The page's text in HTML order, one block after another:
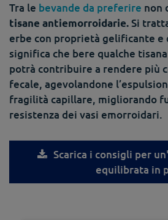
Tra le bevande da preferire non
tisane antiemorroidarie.Si
erbe con proprietà gelificante e
significa che bere qualche
potrà contribuire a rendere più
fecale, agevolandone
fragilità capillare, migliorando
resistenza dei vasi emorroidari.
Scarica i consigli per
equilibrata in